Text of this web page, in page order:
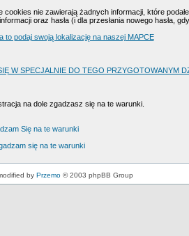
nie zawierają żadnych informacji, które
oraz hasła (i dla przesłania nowego hasła,
to podaj swoją lokalizację na naszej MAPCE
W SPECJALNIE DO TEGO PRZYGOTOWANYM
na dole zgadzasz się na te warunki.
Się na te warunki
się na te warunki
by Przemo © 2003 phpBB Group